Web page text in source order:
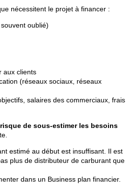
nécessitent le projet à financer :
oublié)
aux clients
(réseaux sociaux, réseaux
salaires des commerciaux, frais
de sous-estimer les besoins
estimé au début est insuffisant. Il est
plus de distributeur de carburant que
dans un Business plan financier.